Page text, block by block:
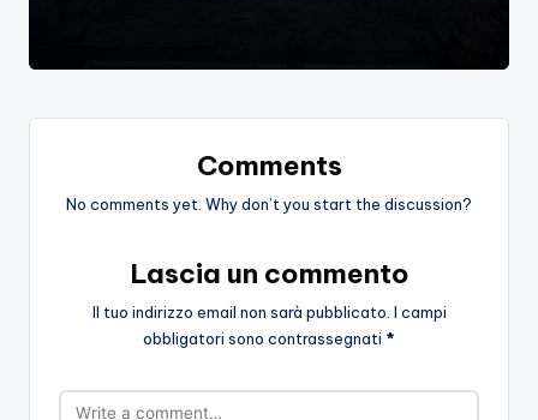
Comments
No comments yet. Why don’t you start the discussion?
Lascia un commento
Il tuo indirizzo email non sarà pubblicato. I campi
obbligatori sono contrassegnati *